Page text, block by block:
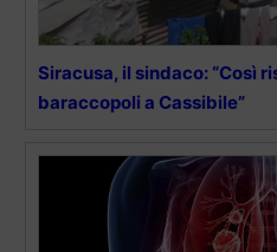
Siracusa, il sindaco: “Così
baraccopoli a Cassibile”